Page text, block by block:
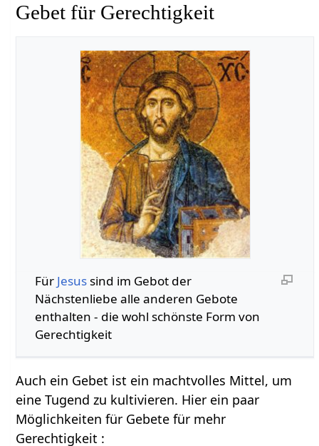
Gebet für Gerechtigkeit
Für Jesussind im Gebot der
Nächstenliebe alle anderen Gebote
enthalten - die wohl schönste Form von
Gerechtigkeit
Auch ein Gebet ist ein machtvolles Mittel, um
eine Tugend zu kultivieren. Hier ein paar
Möglichkeiten für Gebete für mehr
Gerechtigkeit :